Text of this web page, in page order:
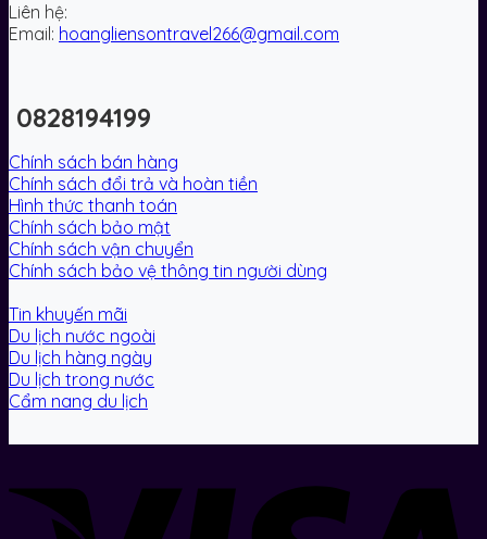
Liên hệ:
Email: hoangliensontravel266@gmail.com
0828194199
Chính sách bán hàng
Chính sách đổi trả và hoàn tiền
Hình thức thanh toán
Chính sách bảo mật
Chính sách vận chuyển
Chính sách bảo vệ thông tin người dùng
Tin khuyến mãi
Du lịch nước ngoài
Du lịch hàng ngày
Du lịch trong nước
Cẩm nang du lịch